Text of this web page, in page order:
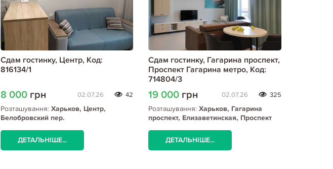
Сдам гостинку, Центр, Код:
816134/1
8 000 грн 02.07.26 42
Розташування: Харьков, Центр,
Белобровский пер.
ДЕТАЛЬНІШЕ...
Сдам гостинку, Гагарина проспект,
Проспект Гагарина метро, Код:
714804/3
19 000 грн 02.07.26 325
Розташування:Харьков, Гагарина
проспект, Елизаветинская, Проспект
ДЕТАЛЬНІШЕ...